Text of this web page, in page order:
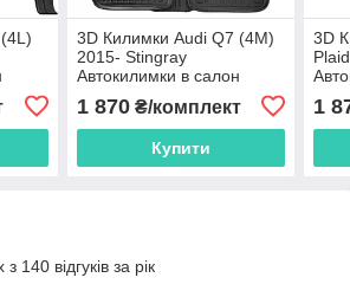
3D Килимки Audi Q7 (4M)
2015- Stingray
Автокилимки в салон
1 870₴/комплект
Купити
3D
1
140 відгуків за рік